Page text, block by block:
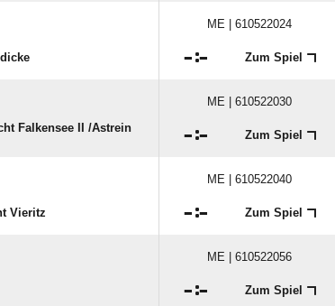
ME | 610522024
: Zum Spiel
ME | 610522030
Falkensee II /​Astrein
: Zum Spiel
ME | 610522040
Vieritz : Zum Spiel
ME | 610522056
: Zum Spiel